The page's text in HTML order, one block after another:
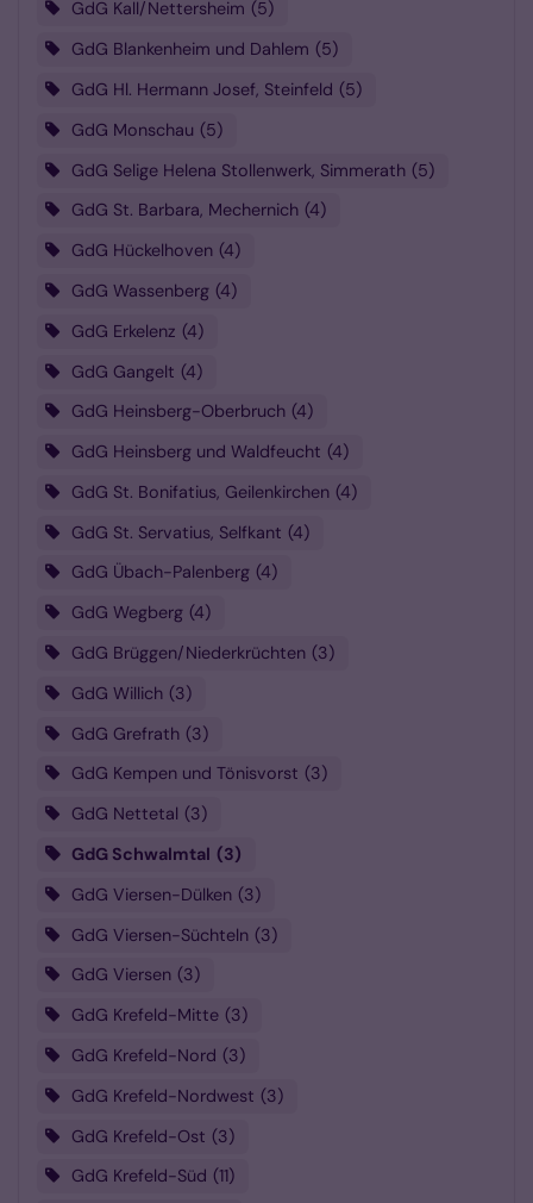
GdG Kall/Nettersheim
5
GdG Blankenheim und Dahlem 5
GdG Hl. Hermann Josef, Steinfeld 5
GdG Monschau 5
GdG Selige Helena Stollenwerk, Simmerath 5
GdG St. Barbara, Mechernich 4
GdG Hückelhoven 4
GdG Wassenberg 4
GdG Erkelenz 4
GdG Gangelt 4
GdG Heinsberg-Oberbruch 4
GdG Heinsberg und Waldfeucht 4
GdG St. Bonifatius, Geilenkirchen 4
GdG St. Servatius, Selfkant 4
GdG Übach-Palenberg 4
GdG Wegberg 4
GdG Brüggen/Niederkrüchten 3
GdG Willich 3
GdG Grefrath 3
GdG Kempen und Tönisvorst
3
GdG Nettetal 3
GdG Schwalmtal
3
GdG Viersen-Dülken 3
GdG Viersen-Süchteln 3
GdG Viersen
3
GdG Krefeld-Mitte 3
GdG Krefeld-Nord 3
GdG Krefeld-Nordwest 3
GdG Krefeld-Ost 3
GdG Krefeld-Süd
11